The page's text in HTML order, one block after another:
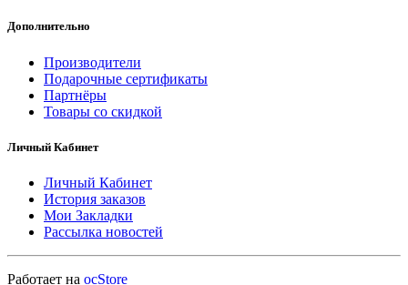
Дополнительно
Производители
Подарочные сертификаты
Партнёры
Товары со скидкой
Личный Кабинет
Личный Кабинет
История заказов
Мои Закладки
Рассылка новостей
Работает на ocStore